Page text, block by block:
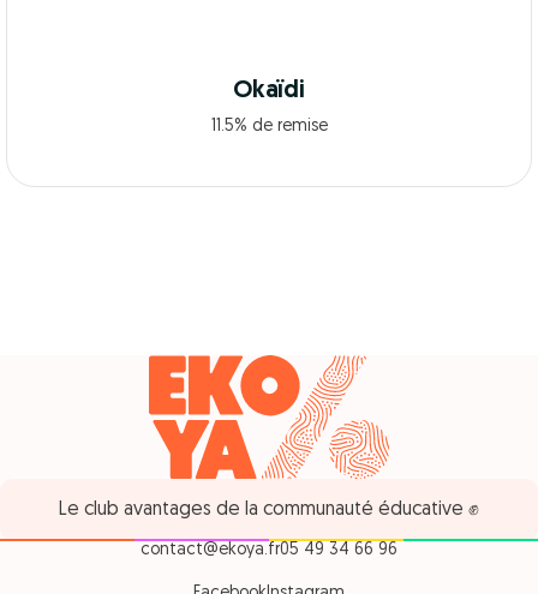
Okaïdi
11.5% de remise
Le club avantages de la communauté éducative ✊
contact@ekoya.fr05 49 34 66 96